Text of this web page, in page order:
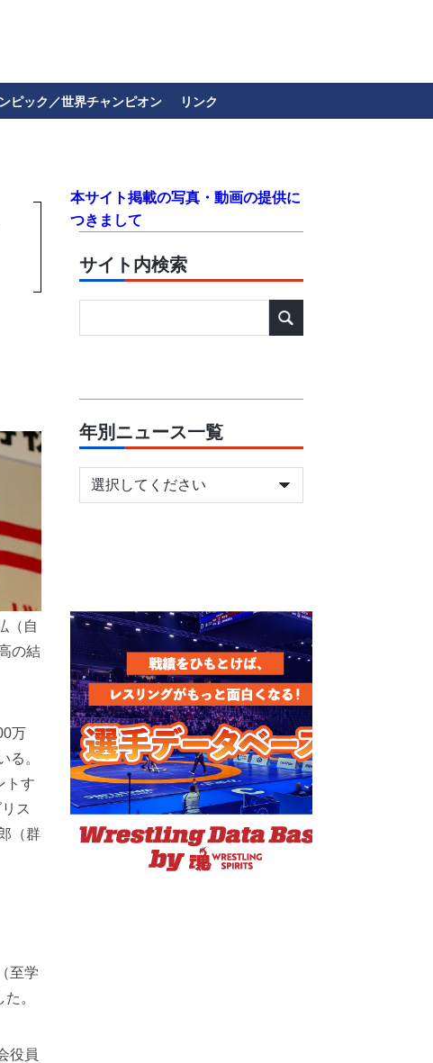
ピック／世界チャンピオン リンク
（自
の結
万
る。
トす
ス
（群
至学
。
役員
本サイト掲載の写真・動画の提供に
つきまして
サイト内検索
年別ニュース一覧